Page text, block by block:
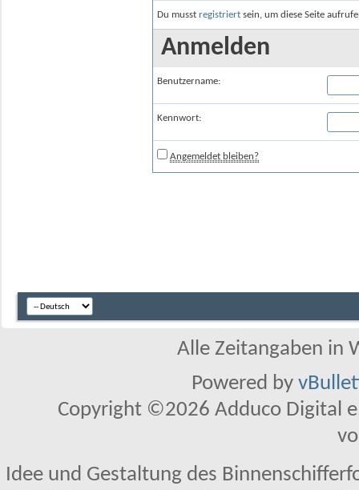
Du musst registriert sein, um diese Seite
Anmelden
Benutzername:
Kennwort:
Angemeldet bleiben?
Alle Zeitangaben in
Powered by
Copyright ©2026 Adduco Digital
Idee und Gestaltung des